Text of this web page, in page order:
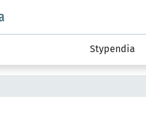
podserwis: Kultura
Stypendia